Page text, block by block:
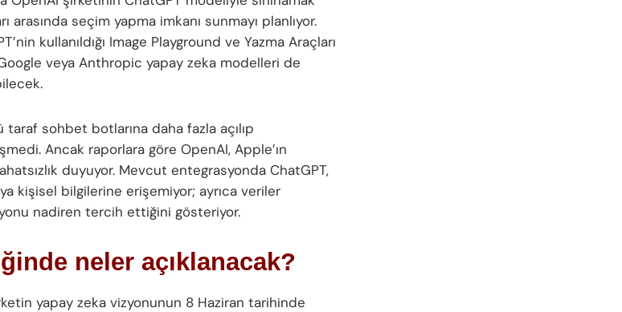
arasında seçim yapma imkanı sunmayı planlıyor.
kullanıldığı Image Playground ve Yazma Araçları
veya Anthropic yapay zeka modelleri de
sohbet botlarına daha fazla açılıp
Ancak raporlara göre OpenAI, Apple’ın
duyuyor. Mevcut entegrasyonda ChatGPT,
kişisel bilgilerine erişemiyor; ayrıca veriler
nadiren tercih ettiğini gösteriyor.
neler açıklanacak?
yapay zeka vizyonunun 8 Haziran tarihinde